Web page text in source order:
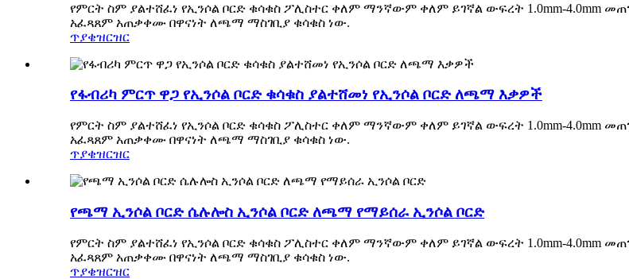
የምርት ስም ያልተሸፈነ የኢንሶል ቦርድ ቁሳቁስ ፖሊስተር ቀለም ማንኛውም ቀለም ይገኛል ውፍረት 1.0mm-4.0mm
አፈጻጸም አጠቃቀሙ በዋናነት ለጫማ ማስገቢያ ቁሳቁስ ነው.
ጥያቄዝርዝር
የፋብሪካ ምርጥ ዋጋ የኢንሶል ቦርድ ቁሳቁስ ያልተሸመነ የኢንሶል ቦርድ ለጫማ እቃዎች
የምርት ስም ያልተሸፈነ የኢንሶል ቦርድ ቁሳቁስ ፖሊስተር ቀለም ማንኛውም ቀለም ይገኛል ውፍረት 1.0mm-4.0mm
አፈጻጸም አጠቃቀሙ በዋናነት ለጫማ ማስገቢያ ቁሳቁስ ነው.
ጥያቄዝርዝር
የጫማ ኢንሶል ቦርድ ሴሉሎስ ኢንሶል ቦርድ ለጫማ የማይሰራ ኢንሶል ቦርድ
የምርት ስም ያልተሸፈነ የኢንሶል ቦርድ ቁሳቁስ ፖሊስተር ቀለም ማንኛውም ቀለም ይገኛል ውፍረት 1.0mm-4.0mm
አፈጻጸም አጠቃቀሙ በዋናነት ለጫማ ማስገቢያ ቁሳቁስ ነው.
ጥያቄዝርዝር